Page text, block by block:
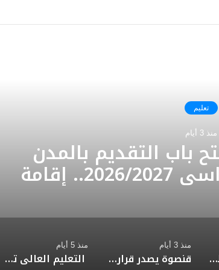
تعليم
منذ 3 أيام
مجلس إدارة نادي
طريق جديدة لتطوير
الرياضية
قيادات جامعية جديدة
منذ 5 أيام
التعليم العالى تؤكد جاهزية معامل الحاسب الآلي بالجامعات الحكومية وتواصل تقديم الدعم الفني لطلاب الثانوية العامة استعدادًا لانطلاق التنسيق الإلكتروني
منذ 5 أيام
114 ألف طالب يسجلون لأداء اختبارات القدرات قبل الغلق ٦ أغسطس الجاري